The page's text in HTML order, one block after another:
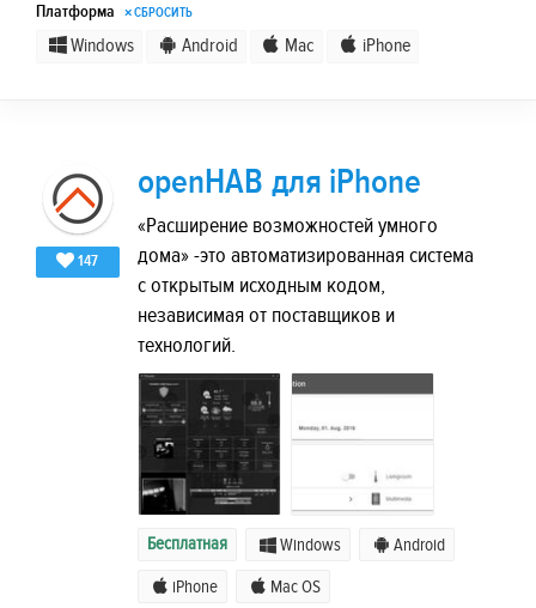
Платформа × СБРОСИТЬ
Windows Android Mac iPhone
147
openHAB для iPhone
«Расширение возможностей умного
дома» -это автоматизированная система
с открытым исходным кодом,
независимая от поставщиков и
технологий.
Бесплатная Windows Android
iPhone Mac OS